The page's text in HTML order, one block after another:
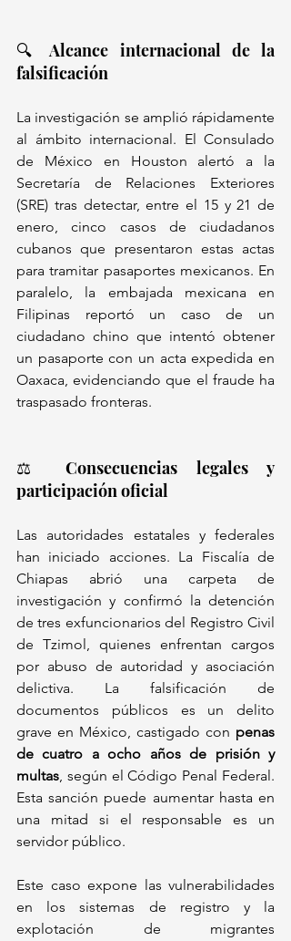
🔍 Alcance internacional de la
falsificación
La investigación se amplió rápidamente
al ámbito internacional. El Consulado
de México en Houston alertó a la
Secretaría de Relaciones Exteriores
(SRE) tras detectar, entre el 15 y 21 de
enero, cinco casos de ciudadanos
cubanos que presentaron estas actas
para tramitar pasaportes mexicanos. En
paralelo, la embajada mexicana en
Filipinas reportó un caso de un
ciudadano chino que intentó obtener
un pasaporte con un acta expedida en
Oaxaca, evidenciando que el fraude ha
traspasado fronteras.
⚖️ Consecuencias legales y
participación oficial
Las autoridades estatales y federales
han iniciado acciones. La Fiscalía de
Chiapas abrió una carpeta de
investigación y confirmó la detención
de tres exfuncionarios del Registro Civil
de Tzimol, quienes enfrentan cargos
por abuso de autoridad y asociación
delictiva. La falsificación de
documentos públicos es un delito
grave en México, castigado con penas
de cuatro a ocho años de prisión y
multas, según el Código Penal Federal.
Esta sanción puede aumentar hasta en
una mitad si el responsable es un
servidor público.
Este caso expone las vulnerabilidades
en los sistemas de registro y la
explotación de migrantes